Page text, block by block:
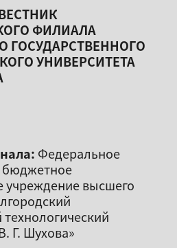
ФИЛИАЛА
ГОСУДАРСТВЕННОГО
УНИВЕРСИТЕТА
Федеральное
бюджетное
учреждение высшего
Г. Шухова»